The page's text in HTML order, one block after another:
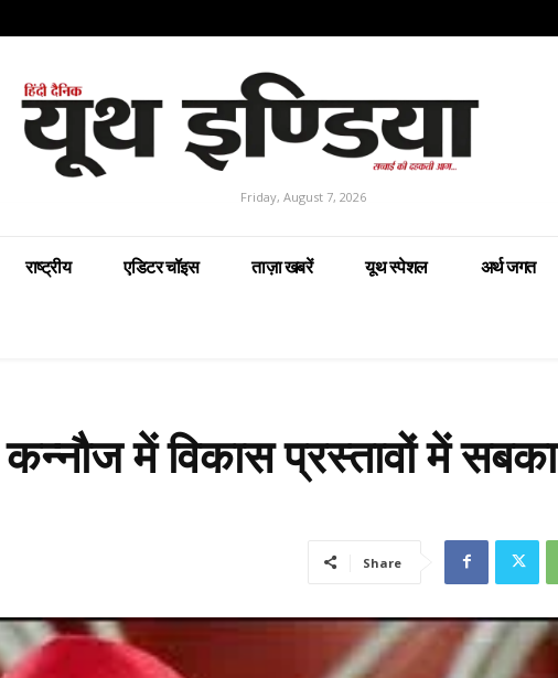
Friday, August 7, 2026
राष्ट्रीय एडिटर चॉइस ताज़ा खबरें यूथ स्पेशल अर्थ जगत
में विकास प्रस्तावों में सबका
Share